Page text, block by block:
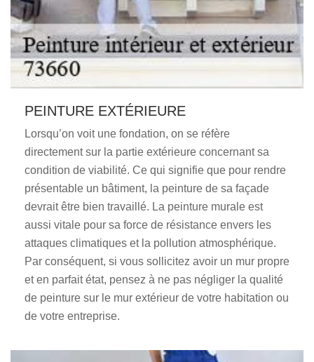
PEINTURE EXTÉRIEURE
Lorsqu’on voit une fondation, on se réfère
directement sur la partie extérieure concernant sa
condition de viabilité. Ce qui signifie que pour rendre
présentable un bâtiment, la peinture de sa façade
devrait être bien travaillé. La peinture murale est
aussi vitale pour sa force de résistance envers les
attaques climatiques et la pollution atmosphérique.
Par conséquent, si vous sollicitez avoir un mur propre
et en parfait état, pensez à ne pas négliger la qualité
de peinture sur le mur extérieur de votre habitation ou
de votre entreprise.